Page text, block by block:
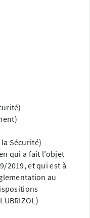
Sécurité)
qui a fait l’objet
2019, et qui est à
au